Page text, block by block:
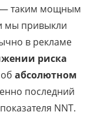
— таким мощным
мы привыкли
в рекламе
риска
абсолютном
последний
NNT.